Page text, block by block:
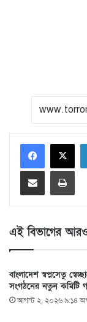
এই বিভাগের
বাংলাদেশ স্বপ্নসেতু
সংগঠনের নতুন কমিটি
আগস্ট ২, ২০২৬ ৯:১৪